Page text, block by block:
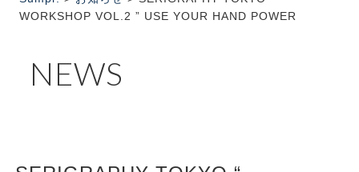
WORKSHOP VOL.2 ” USE YOUR HAND POWER
NEWS